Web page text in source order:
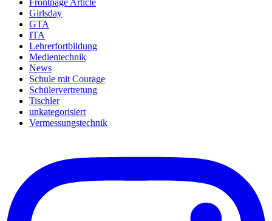
Frontpage Article
Girlsday
GTA
ITA
Lehrerfortbildung
Medientechnik
News
Schule mit Courage
Schülervertretung
Tischler
unkategorisiert
Vermessungstechnik